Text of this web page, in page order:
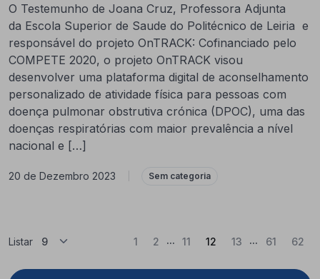
O Testemunho de Joana Cruz, Professora Adjunta
da Escola Superior de Saude do Politécnico de Leiria e
responsável do projeto OnTRACK: Cofinanciado pelo
COMPETE 2020, o projeto OnTRACK visou
desenvolver uma plataforma digital de aconselhamento
personalizado de atividade física para pessoas com
doença pulmonar obstrutiva crónica (DPOC), uma das
doenças respiratórias com maior prevalência a nível
nacional e […]
20 de Dezembro 2023 Sem categoria
Listar 1 2 ... 11 12 (Atual)
13 ... 61 62